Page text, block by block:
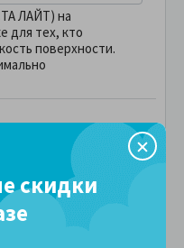
ЛАЙТ) на
для тех, кто
поверхности.
В избранное
ПОДРОБНЕЕ
скидки